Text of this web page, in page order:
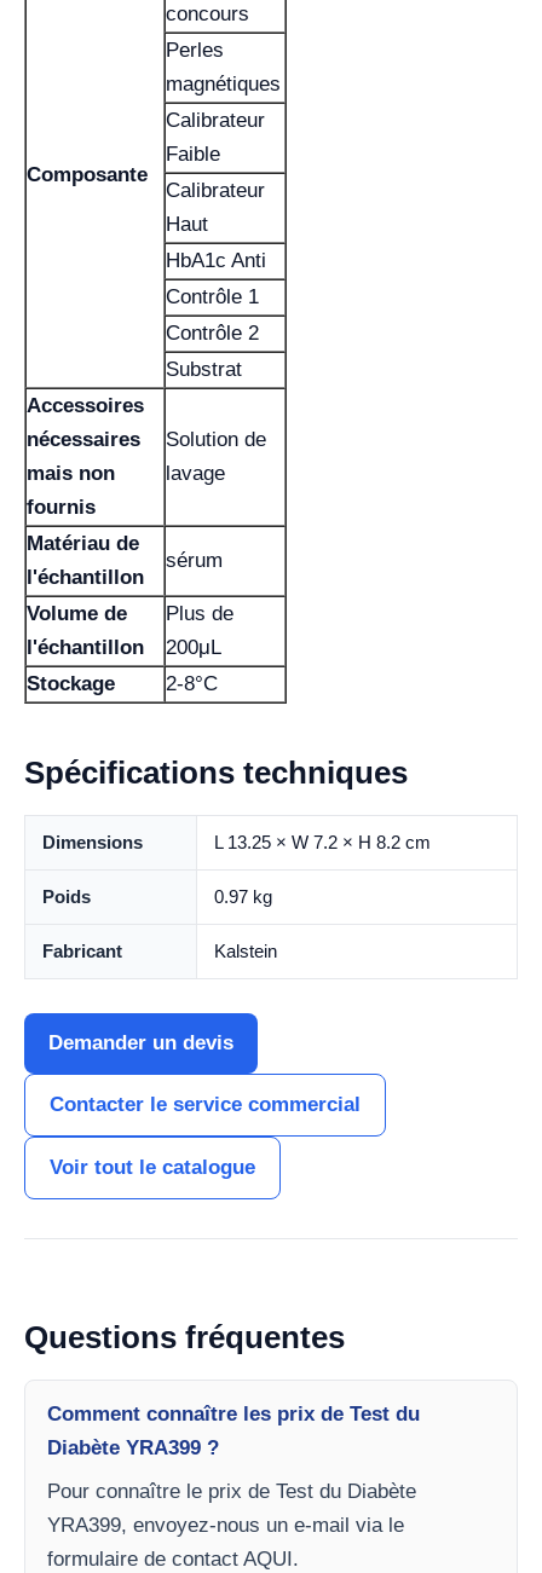
Composante
concours
Perles
magnétiques
Calibrateur
Faible
Calibrateur
Haut
HbA1c Anti
Contrôle 1
Contrôle 2
Substrat
Accessoires
nécessaires
mais non
fournis
Solution de
lavage
Matériau de
l'échantillon
sérum
Volume de
l'échantillon
Plus de
200μL
Stockage
2-8°C
Spécifications techniques
Dimensions L 13.25 × W 7.2 × H 8.2 cm
Poids 0.97 kg
Fabricant Kalstein
Demander un devis
Contacter le service commercial
Voir tout le catalogue
Questions fréquentes
Comment connaître les prix de Test du
Diabète YRA399 ?
Pour connaître le prix de Test du Diabète
YRA399, envoyez-nous un e-mail via le
formulaire de contact AQUI.